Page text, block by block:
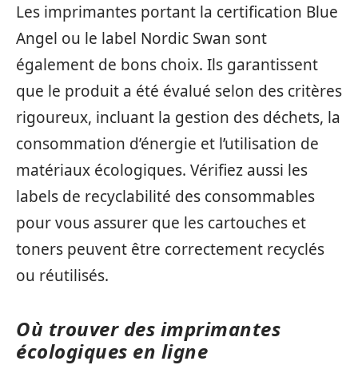
Les imprimantes portant la certification Blue
Angel ou le label Nordic Swan sont
également de bons choix. Ils garantissent
que le produit a été évalué selon des critères
rigoureux, incluant la gestion des déchets, la
consommation d’énergie et l’utilisation de
matériaux écologiques. Vérifiez aussi les
labels de recyclabilité des consommables
pour vous assurer que les cartouches et
toners peuvent être correctement recyclés
ou réutilisés.
Où trouver des imprimantes
écologiques en ligne